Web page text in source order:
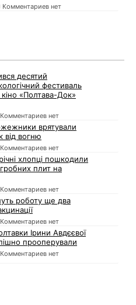
Комментариев нет
десятий
фестиваль
«Полтава-Док»
Комментариев нет
врятували
від вогню
Комментариев нет
хлопці пошкодили
плит на
Комментариев нет
роботу ще два
Комментариев нет
Ірини Авдєєвої
прооперували
Комментариев нет